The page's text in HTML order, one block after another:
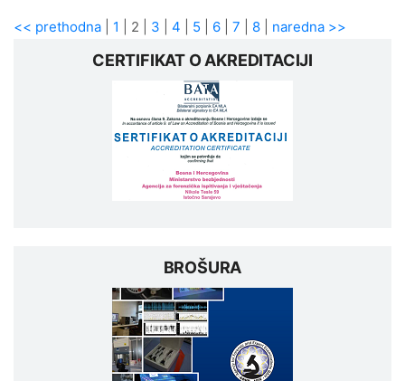
<< prethodna 1 2 3 4 5 6 7 8 naredna >>
CERTIFIKAT O AKREDITACIJI
BROŠURA